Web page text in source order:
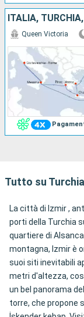
ITALIA,
Queen Victoria
Tutto su Turchia
La città di Izmir ,
porti della Turchia
quartiere di
montagna, Izmir è
suoi siti inevitabili
metri d'altezza,
un bel panorama
torre, che propone